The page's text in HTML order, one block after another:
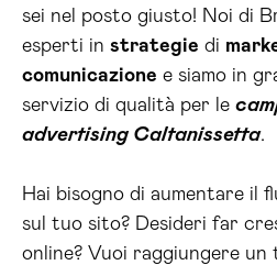
sei nel posto giusto! Noi di
esperti in strategie di
comunicazione e siamo in
servizio di qualità per le
advertising Caltanissetta.
Hai bisogno di aumentare il
sul tuo sito? Desideri far
online? Vuoi raggiungere